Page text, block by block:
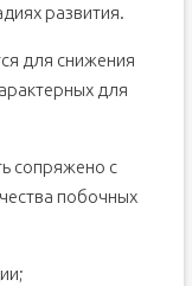
развития.
для снижения
для
сопряжено с
побочных